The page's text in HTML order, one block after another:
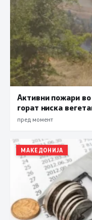
Активни пожари
горат ниска
пред момент
МАКЕДОНИЈА